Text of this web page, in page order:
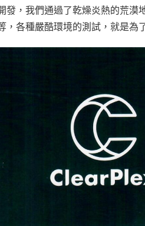
發，我們通過了乾燥炎熱的荒
，各種嚴酷環境的測試，就是為